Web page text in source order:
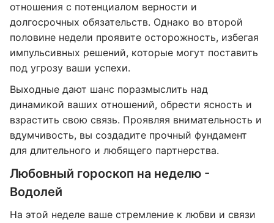
отношения с потенциалом верности и
долгосрочных обязательств. Однако во второй
половине недели проявите осторожность, избегая
импульсивных решений, которые могут поставить
под угрозу ваши успехи.
Выходные дают шанс поразмыслить над
динамикой ваших отношений, обрести ясность и
взрастить свою связь. Проявляя внимательность и
вдумчивость, вы создадите прочный фундамент
для длительного и любящего партнерства.
Любовный гороскоп на неделю -
Водолей
На этой неделе ваше стремление к любви и связи